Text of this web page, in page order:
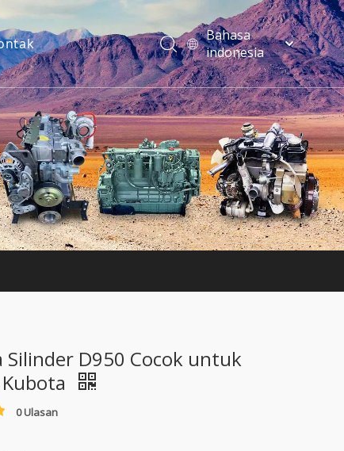
Bahasa
indonesia
فارسی
Türk dili
ไทย
Italiano
Deutsch
Português
Español
Pусский
Français
Silinder D950 Cocok untuk
0 Ulasan